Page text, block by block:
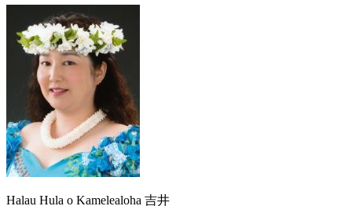
Halau Hula o Kamelealoha 吉井